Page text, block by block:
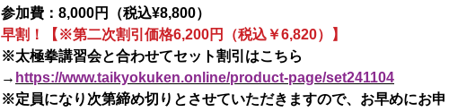
参加費：8,000円（税込¥8,800）
早割！【※第二次割引価格6,200円（税込￥6,820）】
※太極拳講習会と合わせてセット割引はこちら
→ https://www.taikyokuken.online/product-page/set241104
※定員になり次第締め切りとさせていただきますので、お早めにお申